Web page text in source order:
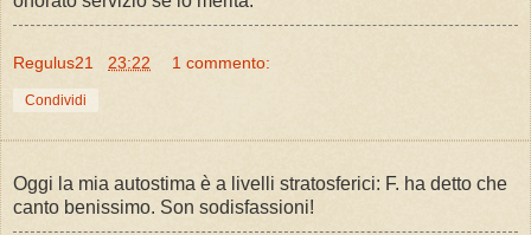
Regulus21 23:22 1 commento:
Condividi
Oggi la mia autostima è a livelli stratosferici: F. ha detto che
canto benissimo. Son sodisfassioni!